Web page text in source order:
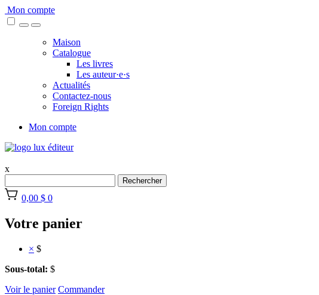
Skip
to
Mon compte
Maison
Catalogue
Les livres
Les auteur·e·s
Actualités
Contactez-nous
Foreign Rights
Mon compte
x
Rechercher
0,00 $ 0
Votre panier
× $
Sous-total: $
Voir le panier Commander